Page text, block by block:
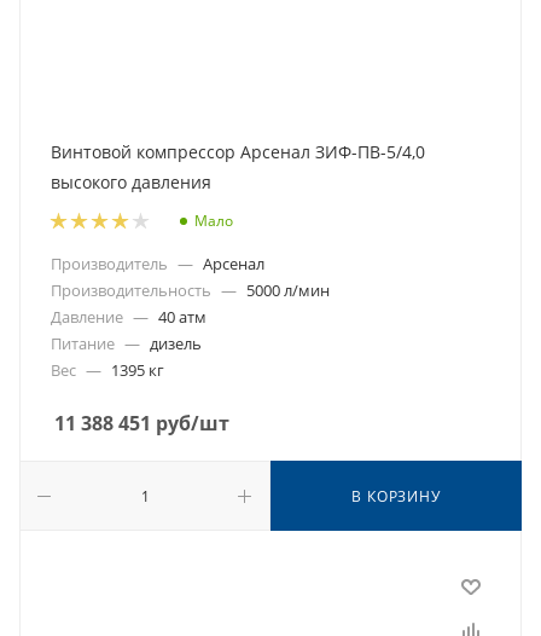
Винтовой компрессор Арсенал ЗИФ-ПВ-5/4,0
высокого давления
Мало
Производитель — Арсенал
Производительность — 5000 л/мин
Давление — 40 атм
Питание — дизель
Вес — 1395 кг
11 388 451 руб/шт
В КОРЗИНУ